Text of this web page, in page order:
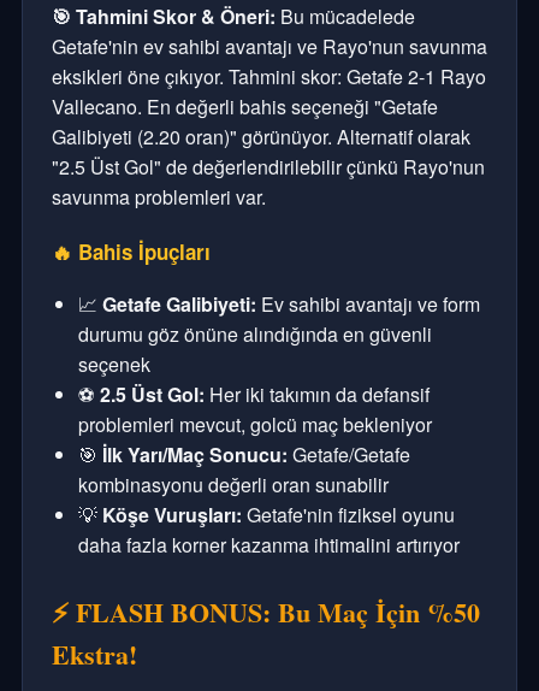
🎯 Tahmini Skor & Öneri: Bu mücadelede
Getafe'nin ev sahibi avantajı ve Rayo'nun savunma
eksikleri öne çıkıyor. Tahmini skor: Getafe 2-1 Rayo
Vallecano. En değerli bahis seçeneği "Getafe
Galibiyeti (2.20 oran)" görünüyor. Alternatif olarak
"2.5 Üst Gol" de değerlendirilebilir çünkü Rayo'nun
savunma problemleri var.
🔥 Bahis İpuçları
📈 Getafe Galibiyeti: Ev sahibi avantajı ve form
durumu göz önüne alındığında en güvenli
seçenek
⚽ 2.5 Üst Gol: Her iki takımın da defansif
problemleri mevcut, golcü maç bekleniyor
🎯 İlk Yarı/Maç Sonucu: Getafe/Getafe
kombinasyonu değerli oran sunabilir
💡 Köşe Vuruşları: Getafe'nin fiziksel oyunu
daha fazla korner kazanma ihtimalini artırıyor
⚡ FLASH BONUS: Bu Maç İçin %50
Ekstra!